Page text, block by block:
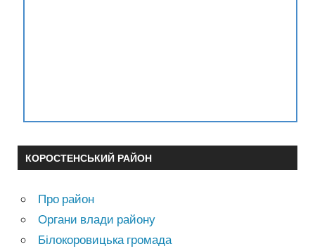
КОРОСТЕНСЬКИЙ РАЙОН
Про район
Органи влади району
Білокоровицька громада